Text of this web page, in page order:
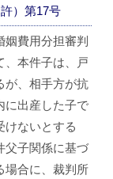
）第17号
費用分担審判
、本件子は、戸
が、相手方が抗
に出産した子で
けないとする
父子関係に基づ
場合に、裁判所